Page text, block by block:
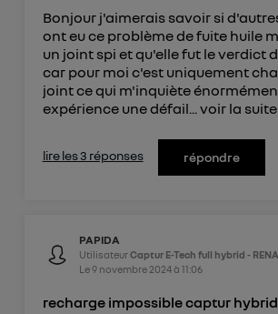
Bonjour j'aimerais savoir si
ont eu ce problème de fuite huile
un joint spi et qu'elle fut le verdict
car pour moi c'est uniquement
joint ce qui m'inquiète
expérience une défail... voir la suite
lire les 3 réponses répondre
PAPIDA
UtilisateurCaptur E-Tech full hybrid -
Le9 novembre 2024à 11:06
recharge impossible captur